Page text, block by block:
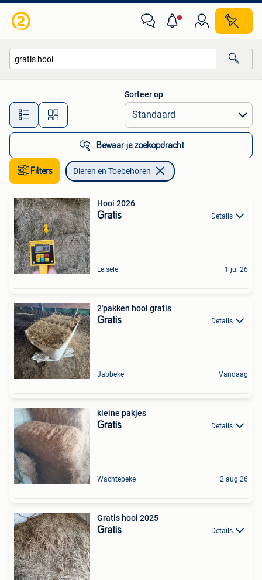
Alle afstanden…
Sorteer op
Bewaar je zoekopdracht
Filters Dieren en Toebehoren
Hooi 2026
Gratis Details
Leisele 1 jul 26
2'pakken hooi gratis
Gratis Details
Jabbeke Vandaag
kleine pakjes
Gratis Details
Wachtebeke 2 aug 26
Gratis hooi 2025
Gratis Details